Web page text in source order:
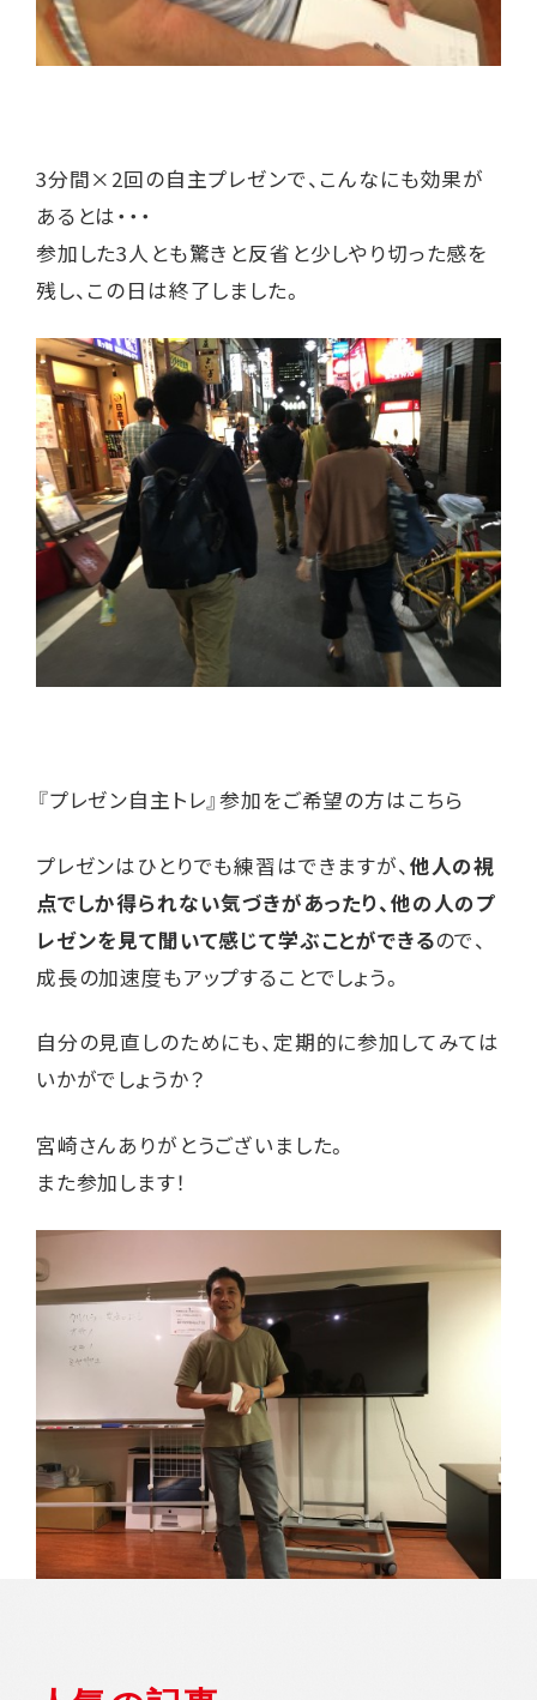
3分間×2回の自主プレゼンで、こんなにも効果が
あるとは・・・
参加した3人とも驚きと反省と少しやり切った感を
残し、この日は終了しました。
『プレゼン自主トレ』参加をご希望の方はこちら
プレゼンはひとりでも練習はできますが、 他人の視
点でしか得られない気づきがあったり、他の人のプ
レゼンを見て聞いて感じて学ぶことができるので、
成長の加速度もアップすることでしょう。
自分の見直しのためにも、定期的に参加してみては
いかがでしょうか？
宮崎さんありがとうございました。
また参加します！